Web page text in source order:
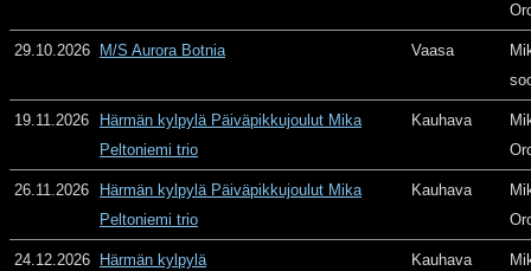
29.10.2026 M/S Aurora Botnia Vaasa
19.11.2026
Härmän kylpylä Päiväpikkujoulut Mika
Peltoniemi trio
Kauhava
26.11.2026
Härmän kylpylä Päiväpikkujoulut Mika
Peltoniemi trio
Kauhava
24.12.2026 Härmän kylpylä Kauhava